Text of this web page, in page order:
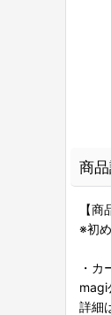
商
【
※初
・カ
magi
詳細